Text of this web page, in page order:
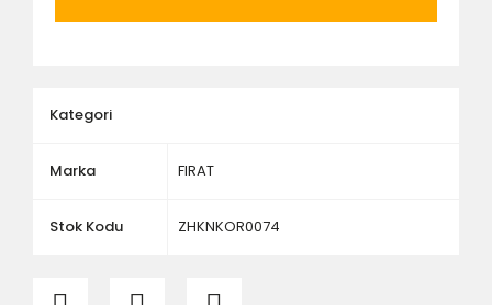
Kategori
Marka FIRAT
Stok Kodu ZHKNKOR0074